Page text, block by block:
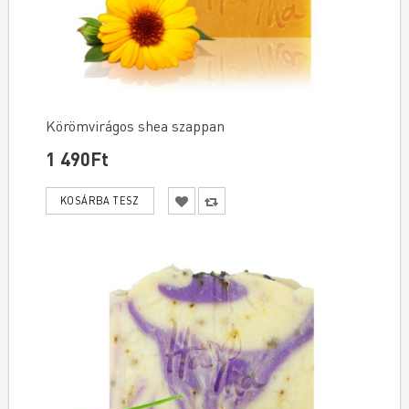
Körömvirágos shea szappan
1 490Ft